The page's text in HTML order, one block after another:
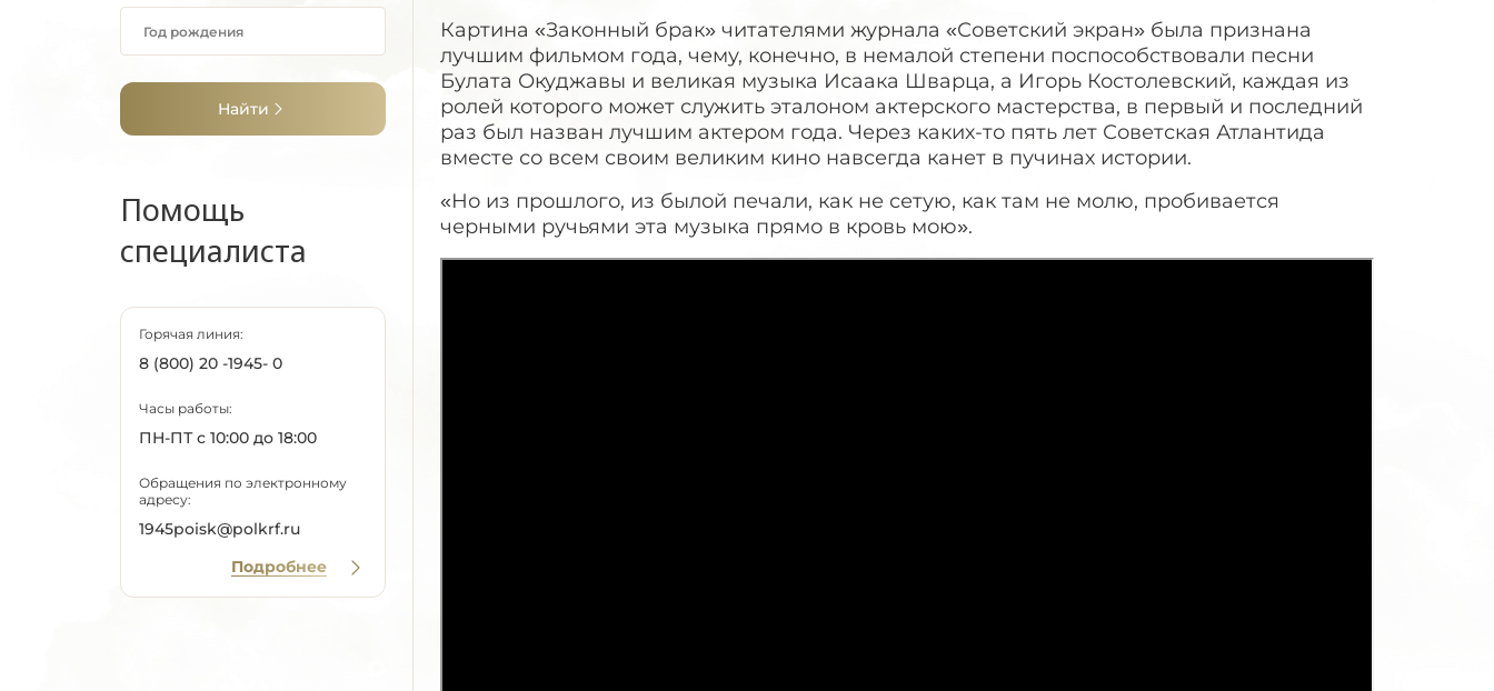
Найти
Помощь
специалиста
Горячая линия:
8 (800) 20 -1945- 0
Часы работы:
ПН-ПТ с 10:00 до 18:00
Обращения по электронному
адресу:
1945poisk@polkrf.ru
Подробнее
Картина «Законный брак» читателями журнала «Советский экран» была признана
лучшим фильмом года, чему, конечно, в немалой степени поспособствовали песни
Булата Окуджавы и великая музыка Исаака Шварца, а Игорь Костолевский, каждая из
ролей которого может служить эталоном актерского мастерства, в первый и последний
раз был назван лучшим актером года. Через каких-то пять лет Советская Атлантида
вместе со всем своим великим кино навсегда канет в пучинах истории.
«Но из прошлого, из былой печали, как не сетую, как там не молю, пробивается
черными ручьями эта музыка прямо в кровь мою».